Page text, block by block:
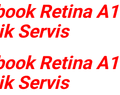
Retina
Servis
Retina
Servis